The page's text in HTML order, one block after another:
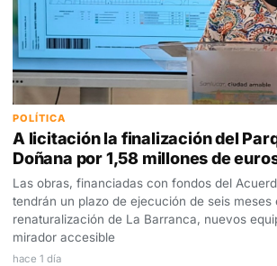
POLÍTICA
A licitación la finalización del
Doñana por 1,58 millones de
Las obras, financiadas con fondos del
tendrán un plazo de ejecución de seis meses
renaturalización de La Barranca, nuevos
mirador accesible
hace 1 día